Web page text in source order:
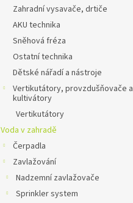
Zahradní vysavače, drtiče
AKU technika
Sněhová fréza
Ostatní technika
Dětské nářadí a nástroje
Vertikutátory, provzdušňovače a
kultivátory
Vertikutátory
Voda v zahradě
Čerpadla
Zavlažování
Nadzemní zavlažovače
Sprinkler system